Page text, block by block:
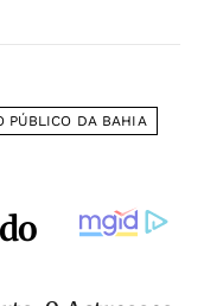
PÚBLICO DA BAHIA